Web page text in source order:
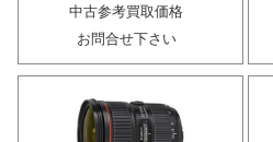
中古参考買取価格
お問合せ下さい